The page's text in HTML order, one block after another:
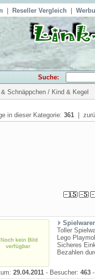
Reseller Vergleich
Suche:
Schnäppchen / Kind & Kegel
in dieser Kategorie: 361 |
Toller
Lego
Sicheres
Bezahlen
29.04.2011 - Besucher: 463